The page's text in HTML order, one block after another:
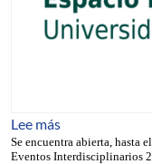
Lee mássobre Espacio
Se encuentra abierta, hasta el
Eventos Interdisciplinarios